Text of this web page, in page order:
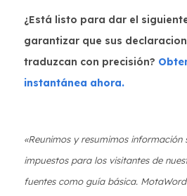
¿Está listo para dar el
garantizar que sus
traduzcan con precisión?
instantánea ahora.
«Reunimos y resumimos
impuestos para los visitantes de
fuentes como guía básica.